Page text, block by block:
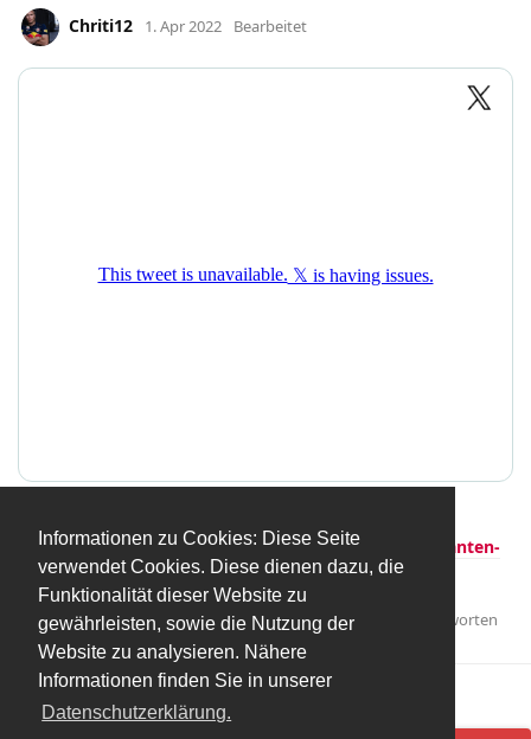
Informationen zu Cookies: Diese Seite
verwendet Cookies. Diese dienen dazu, die
Funktionalität dieser Website zu
gewährleisten, sowie die Nutzung der
Website zu analysieren. Nähere
Informationen finden Sie in unserer
Datenschutzerklärung.
Chriti12 1. Apr 2022 Bearbeitet
katar.de/detail/protest-aktion-fuer-tote-arbeitsmigranten-
in-katar
Antworten
chrischinger86undDerLordgefällt das.
Mehr laden